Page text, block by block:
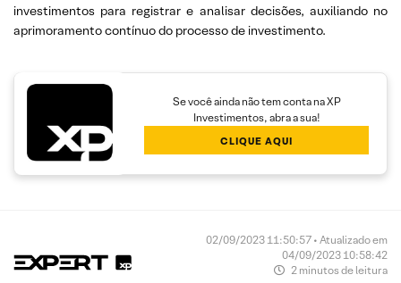
investimentos para registrar e analisar decisões, auxiliando no
aprimoramento contínuo do processo de investimento.
Se você ainda não tem conta na XP
Investimentos, abra a sua!
CLIQUE AQUI
02/09/2023 11:50:57 • Atualizado em
04/09/2023 10:58:42
2 minutos de leitura